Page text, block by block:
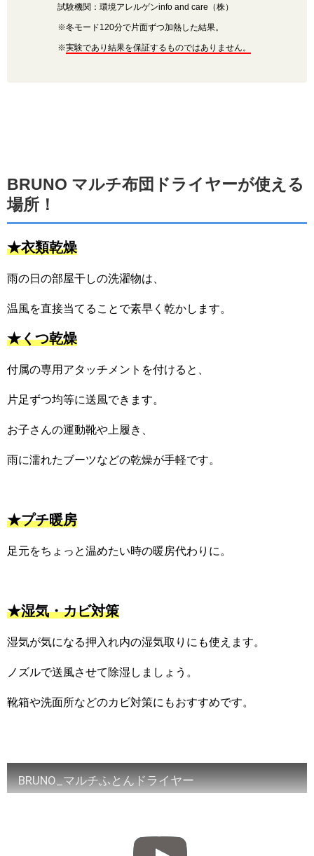
試験機関：環境アレルゲンinfo and care（株）
※冬モード120分で片面ずつ加熱した結果。
※実験であり結果を保証するものではありません。
BRUNO マルチ布団ドライヤーが使える
場所！
★衣類乾燥
雨の日の部屋干しの洗濯物は、
温風を直接当てることで素早く乾かします。
★くつ乾燥
付属の専用アタッチメントを付けると、
片足ずつ均等に送風できます。
お子さんの運動靴や上履き、
雨に濡れたブーツなどの乾燥が手軽です。
★プチ暖房
足元をちょっと温めたい時の暖房代わりに。
★湿気・カビ対策
湿気が気になる押入れ内の湿気取りにも使えます。
ノズルで送風させて除湿しましょう。
靴箱や洗面所などのカビ対策にもおすすめです。
BRUNO_マルチふとんドライヤー